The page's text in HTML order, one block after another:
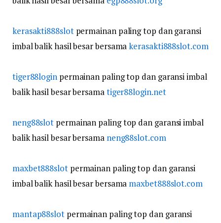
kerasakti888slotpermainan paling top dan garansi
imbal balik hasil besar bersamakerasakti888slot.com
tiger88loginpermainan paling top dan garansi imbal
balik hasil besar bersamatiger88login.net
neng88slot permainan paling top dan garansi imbal
balik hasil besar bersama neng88slot.com
maxbet888slotpermainan paling top dan garansi
imbal balik hasil besar bersama maxbet888slot.com
mantap88slotpermainan paling top dan garansi